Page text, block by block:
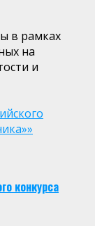
в рамках
на
и
конкурса